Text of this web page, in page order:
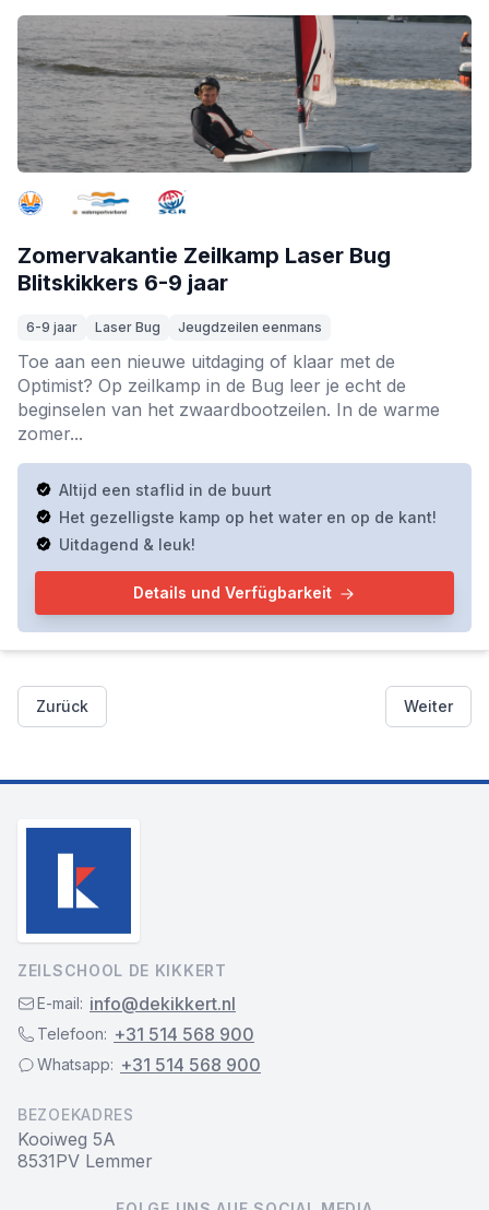
Zomervakantie Zeilkamp Laser Bug
Blitskikkers 6-9 jaar
6-9 jaar Laser Bug Jeugdzeilen eenmans
Toe aan een nieuwe uitdaging of klaar met de
Optimist? Op zeilkamp in de Bug leer je echt de
beginselen van het zwaardbootzeilen. In de warme
zomer...
Altijd een staflid in de buurt
Het gezelligste kamp op het water en op de kant!
Uitdagend & leuk!
Details und Verfügbarkeit
Zurück Weiter
ZEILSCHOOL DE KIKKERT
E-mail: info@dekikkert.nl
Telefoon: +31 514 568 900
Whatsapp: +31 514 568 900
BEZOEKADRES
Kooiweg 5A
8531PV Lemmer